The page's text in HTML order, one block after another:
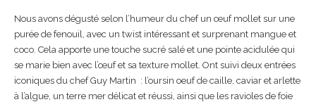
Nous avons dégusté selon l’humeur du chef un œuf mollet sur une
purée de fenouil, avec un twist intéressant et surprenant mangue et
coco. Cela apporte une touche sucré salé et une pointe acidulée qui
se marie bien avec l’œuf et sa texture mollet. Ont suivi deux entrées
iconiques du chef Guy Martin : l’oursin oeuf de caille, caviar et arlette
à l’algue, un terre mer délicat et réussi, ainsi que les ravioles de foie